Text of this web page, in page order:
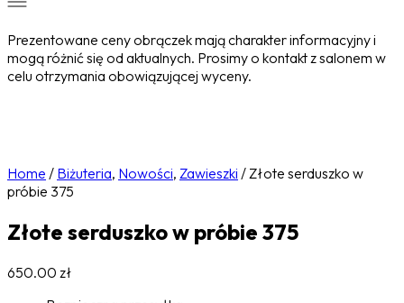
Prezentowane ceny obrączek mają charakter informacyjny i
mogą różnić się od aktualnych. Prosimy o kontakt z salonem w
celu otrzymania obowiązującej wyceny.
Home / Biżuteria, Nowości, Zawieszki / Złote serduszko w
próbie 375
Złote serduszko w próbie 375
650.00 zł